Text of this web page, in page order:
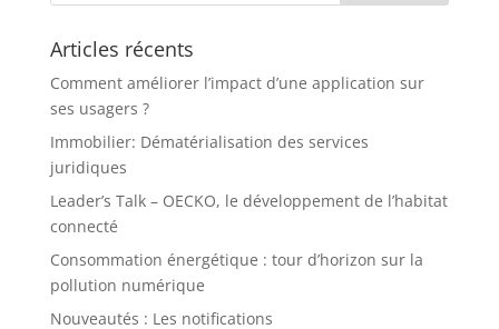
Articles récents
Comment améliorer l’impact d’une application sur
ses usagers ?
Immobilier: Dématérialisation des services
juridiques
Leader’s Talk – OECKO, le développement de l’habitat
connecté
Consommation énergétique : tour d’horizon sur la
pollution numérique
Nouveautés : Les notifications